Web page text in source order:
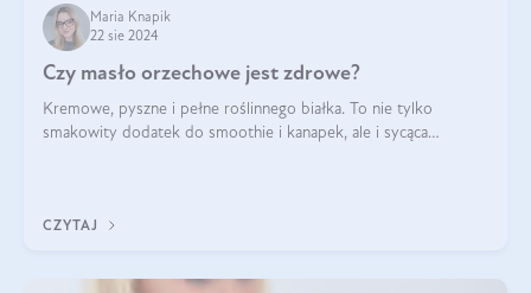
Maria Knapik
22 sie 2024
Czy masło orzechowe jest zdrowe?
Kremowe, pyszne i pełne roślinnego białka. To nie tylko
smakowity dodatek do smoothie i kanapek, ale i sycąca
CZYTAJ